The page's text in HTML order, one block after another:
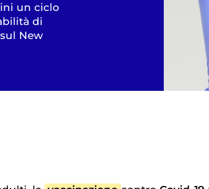
un ciclo
di
New